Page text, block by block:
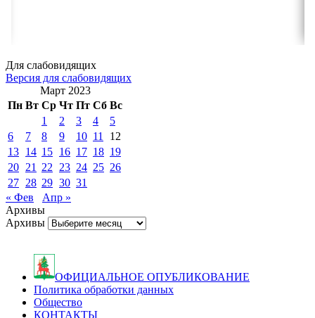
Для слабовидящих
Версия для слабовидящих
Март 2023
Пн Вт Ср Чт Пт Сб Вс
1
2 3 4
5
6
7 8 9 10 11
12
13 14 15 16 17 18 19
20 21 22 23 24 25 26
27 28 29 30 31
« Фев
Апр »
Архивы
Архивы
ОФИЦИАЛЬНОЕ ОПУБЛИКОВАНИЕ
Политика обработки данных
Общество
КОНТАКТЫ